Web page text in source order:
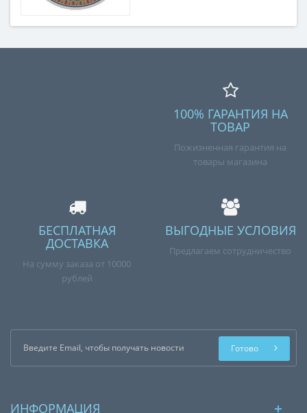
100% ГАРАНТИЯ НА
ТОВАР
Пожизненная гарантия на
товары магазина
БЕСПЛАТНАЯ
ДОСТАВКА
На сумму заказа от 10000
рублей
ВЫГОДНЫЕ УСЛОВИЯ
Предлагаем сотрудничество
Готово
ИНФОРМАЦИЯ